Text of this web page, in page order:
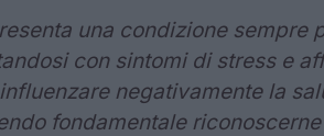
una condizione sempre
con sintomi di stress e
negativamente la
fondamentale